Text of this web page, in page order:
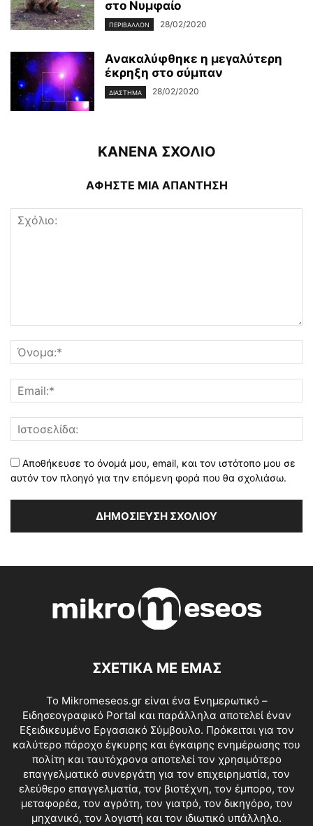
στο Νυμφαίο
ΠΕΡΙΒΆΛΛΟΝ 28/02/2020
Ανακαλύφθηκε η μεγαλύτερη
έκρηξη στο σύμπαν
ΔΙΆΣΤΗΜΑ 28/02/2020
ΚΑΝΕΝΑ ΣΧΟΛΙΟ
ΑΦΗΣΤΕ ΜΙΑ ΑΠΑΝΤΗΣΗ
Αποθήκευσε το όνομά μου, email, και τον ιστότοπο μου σε
αυτόν τον πλοηγό για την επόμενη φορά που θα σχολιάσω.
ΣΧΕΤΙΚΑ ΜΕ ΕΜΑΣ
Το Mikromeseos.gr είναι ένα Ενημερωτικό –
Ειδησεογραφικό Portal και παράλληλα αποτελεί έναν
Εξειδικευμένο Εργασιακό Σύμβουλο. Πρόκειται για τον
καλύτερο πάροχο έγκυρης και έγκαιρης ενημέρωσης του
πολίτη και ταυτόχρονα αποτελεί τον χρησιμότερο
επαγγελματικό συνεργάτη για τον επιχειρηματία, τον
ελεύθερο επαγγελματία, τον βιοτέχνη, τον έμπορο, τον
μεταφορέα, τον αγρότη, τον γιατρό, τον δικηγόρο, τον
μηχανικό, τον λογιστή και τον ιδιωτικό υπάλληλο.